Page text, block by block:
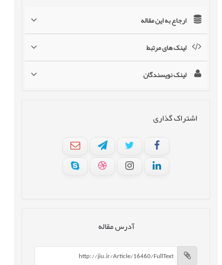
ارجاع به این مقاله
لینک های مرتبط
لینک نویسندگان
اشتراک گذاری
آدرس مقاله